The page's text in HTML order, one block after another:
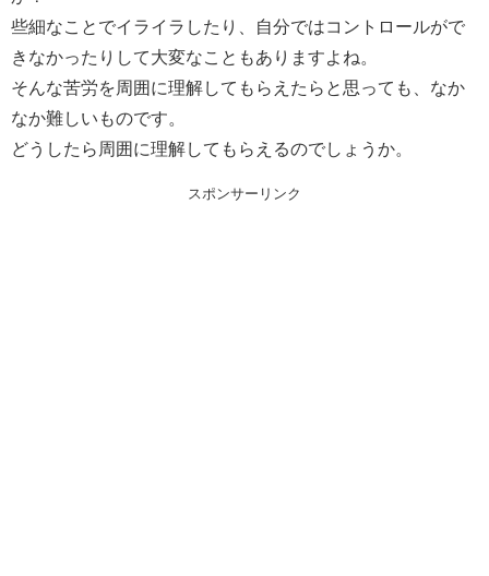
些細なことでイライラしたり、自分ではコントロールがで
きなかったりして大変なこともありますよね。
そんな苦労を周囲に理解してもらえたらと思っても、なか
なか難しいものです。
どうしたら周囲に理解してもらえるのでしょうか。
スポンサーリンク